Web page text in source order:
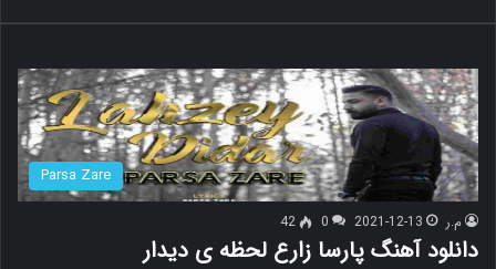
Parsa Zare
م.ر 2021-12-13
0
42
دانلود آهنگ پارسا زارع لحظه ی دیدار